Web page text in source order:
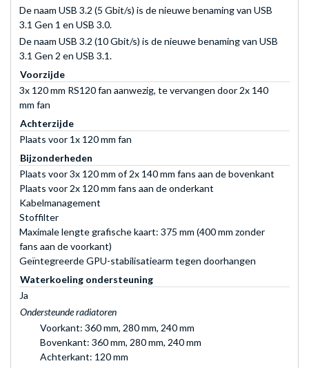
De naam USB 3.2 (5 Gbit/s) is de nieuwe benaming van USB
3.1 Gen 1 en USB 3.0.
De naam USB 3.2 (10 Gbit/s) is de nieuwe benaming van USB
3.1 Gen 2 en USB 3.1.
Voorzijde
3x 120 mm RS120 fan aanwezig, te vervangen door 2x 140
mm fan
Achterzijde
Plaats voor 1x 120 mm fan
Bijzonderheden
Plaats voor 3x 120 mm of 2x 140 mm fans aan de bovenkant
Plaats voor 2x 120 mm fans aan de onderkant
Kabelmanagement
Stoffilter
Maximale lengte grafische kaart: 375 mm (400 mm zonder
fans aan de voorkant)
Geïntegreerde GPU-stabilisatiearm tegen doorhangen
Waterkoeling ondersteuning
Ja
Ondersteunde radiatoren
Voorkant: 360 mm, 280 mm, 240 mm
Bovenkant: 360 mm, 280 mm, 240 mm
Achterkant: 120 mm